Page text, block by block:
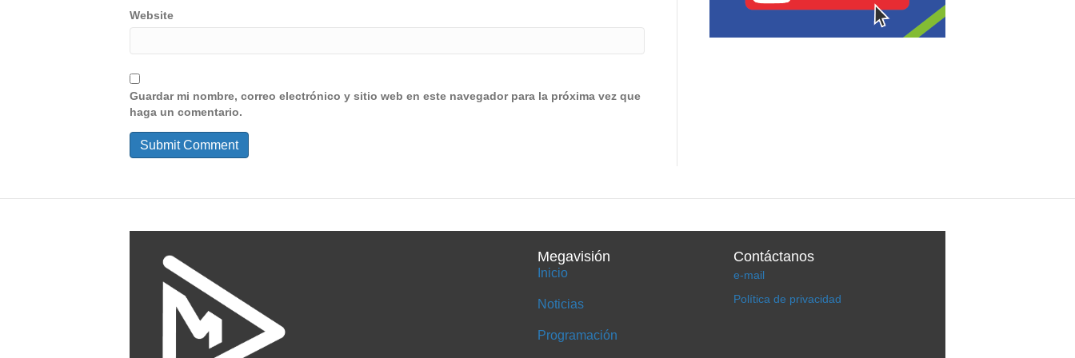
Website
Guardar mi nombre, correo electrónico y sitio web en este navegador para la próxima vez que
haga un comentario.
Megavisión
Inicio
Noticias
Programación
Contáctanos
e-mail
Política de privacidad